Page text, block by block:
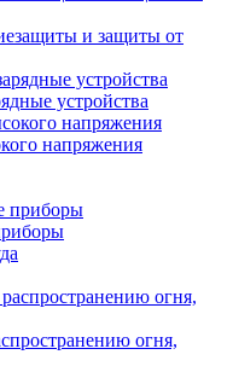
и защиты от
устройства
напряжения
огня,